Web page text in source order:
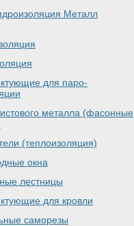
Металл
для паро-
металла (фасонные
(теплоизоляция)
окна
лестницы
для кровли
саморезы